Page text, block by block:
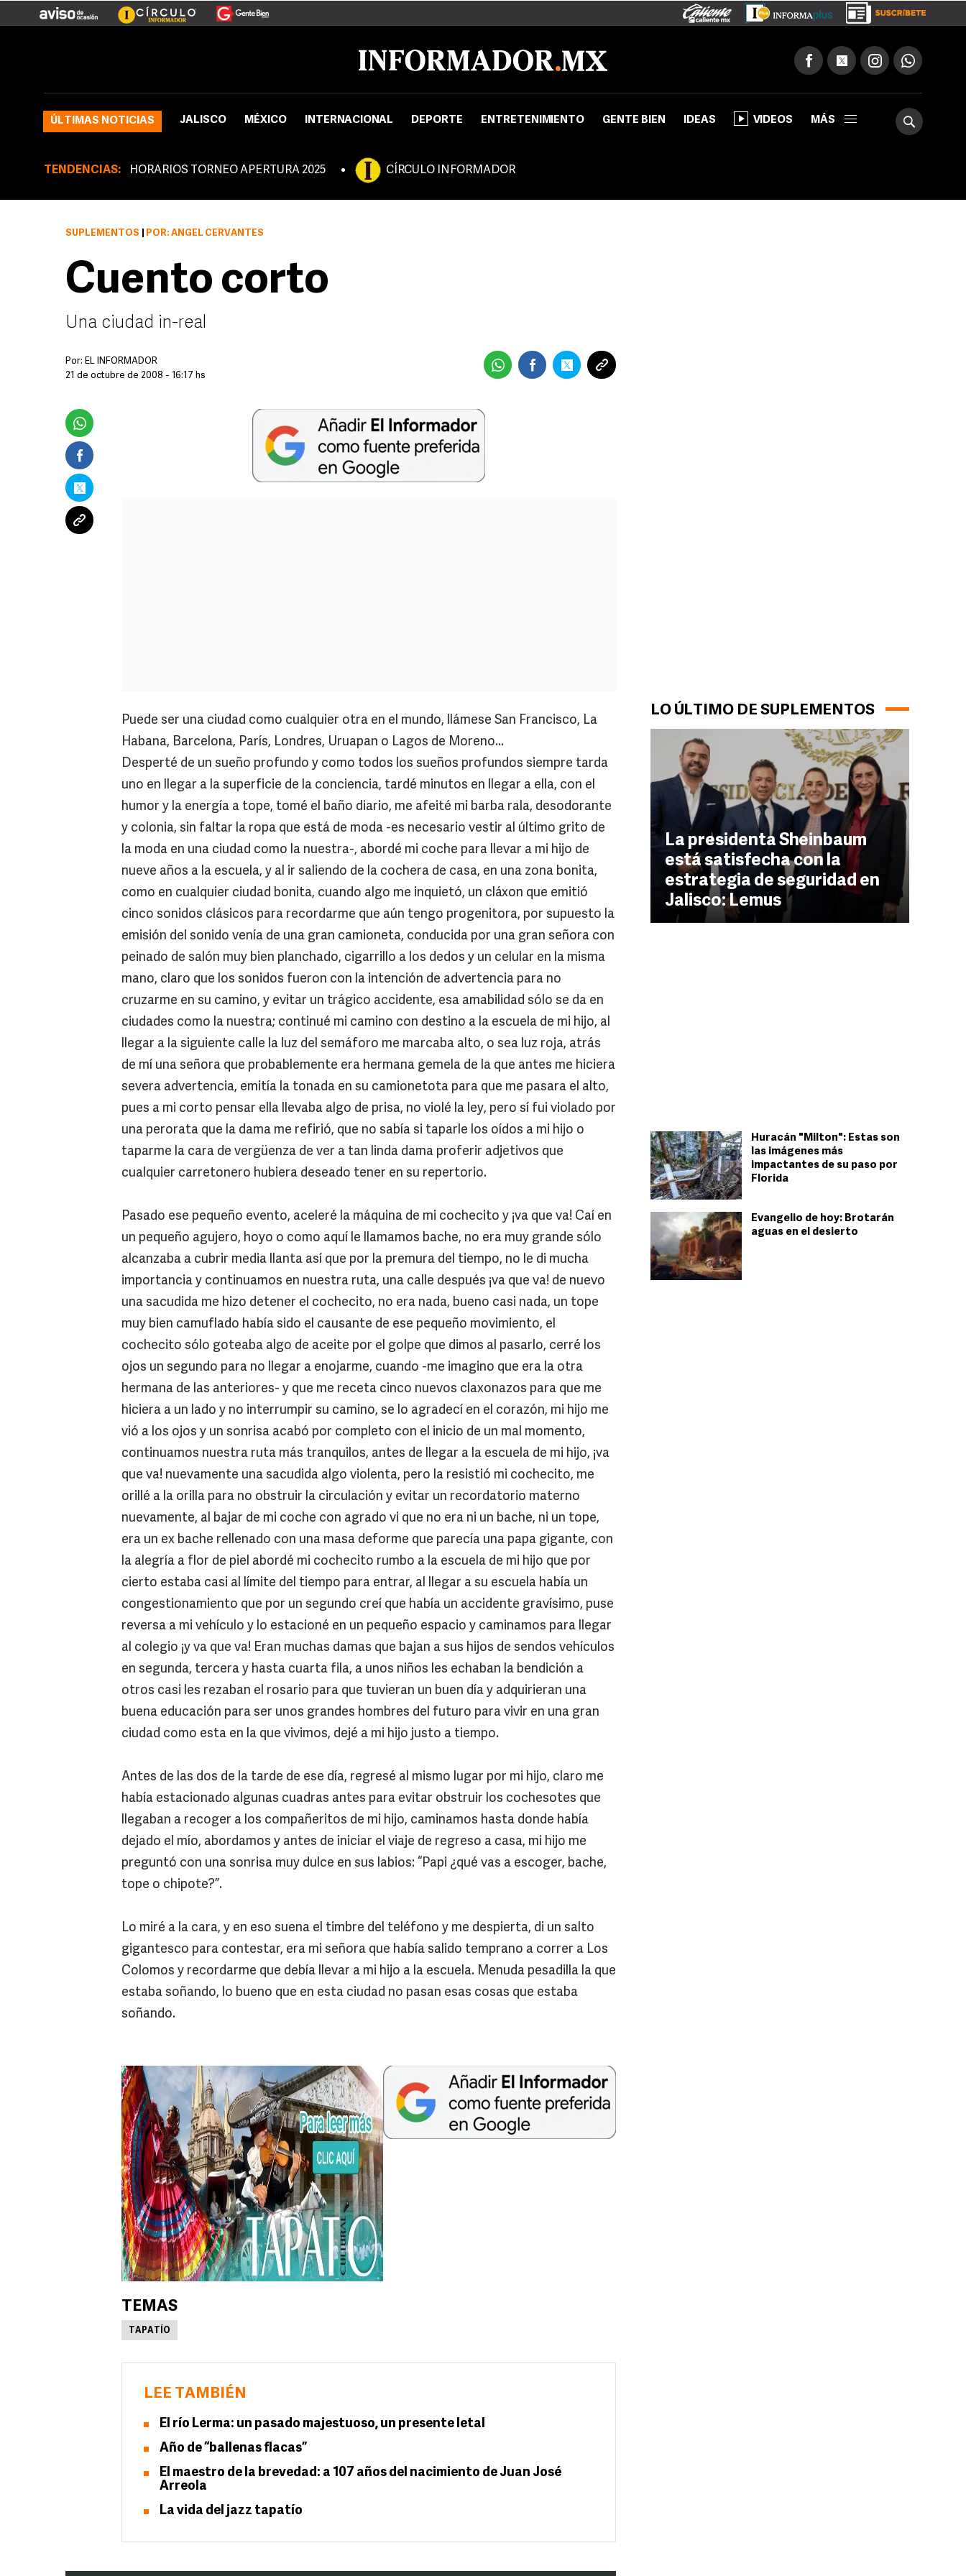
ÚLTIMAS NOTICIAS JALISCO MÉXICO INTERNACIONAL DEPORTE ENTRETENIMIENTO GENTE BIEN IDEAS VIDEOS MÁS
TENDENCIAS: HORARIOS TORNEO APERTURA 2025 CÍRCULO INFORMADOR
LO ÚLTIMO DE SUPLEMENTOS
La presidenta Sheinbaum
está satisfecha con la
estrategia de seguridad en
Jalisco: Lemus
Huracán "Milton": Estas son
las imágenes más
impactantes de su paso por
Florida
Evangelio de hoy: Brotarán
aguas en el desierto
SUPLEMENTOS POR: ÁNGEL CERVANTES
Cuento corto
Una ciudad in-real
Por: EL INFORMADOR
21 de octubre de 2008 - 16:17 hs
Puede ser una ciudad como cualquier otra en el mundo, llámese San Francisco, La
Habana, Barcelona, París, Londres, Uruapan o Lagos de Moreno...
Desperté de un sueño profundo y como todos los sueños profundos siempre tarda
uno en llegar a la superficie de la conciencia, tardé minutos en llegar a ella, con el
humor y la energía a tope, tomé el baño diario, me afeité mi barba rala, desodorante
y colonia, sin faltar la ropa que está de moda -es necesario vestir al último grito de
la moda en una ciudad como la nuestra-, abordé mi coche para llevar a mi hijo de
nueve años a la escuela, y al ir saliendo de la cochera de casa, en una zona bonita,
como en cualquier ciudad bonita, cuando algo me inquietó, un cláxon que emitió
cinco sonidos clásicos para recordarme que aún tengo progenitora, por supuesto la
emisión del sonido venía de una gran camioneta, conducida por una gran señora con
peinado de salón muy bien planchado, cigarrillo a los dedos y un celular en la misma
mano, claro que los sonidos fueron con la intención de advertencia para no
cruzarme en su camino, y evitar un trágico accidente, esa amabilidad sólo se da en
ciudades como la nuestra; continué mi camino con destino a la escuela de mi hijo, al
llegar a la siguiente calle la luz del semáforo me marcaba alto, o sea luz roja, atrás
de mí una señora que probablemente era hermana gemela de la que antes me hiciera
severa advertencia, emitía la tonada en su camionetota para que me pasara el alto,
pues a mi corto pensar ella llevaba algo de prisa, no violé la ley, pero sí fui violado por
una perorata que la dama me refirió, que no sabía si taparle los oídos a mi hijo o
taparme la cara de vergüenza de ver a tan linda dama proferir adjetivos que
cualquier carretonero hubiera deseado tener en su repertorio.
Pasado ese pequeño evento, aceleré la máquina de mi cochecito y ¡va que va! Caí en
un pequeño agujero, hoyo o como aquí le llamamos bache, no era muy grande sólo
alcanzaba a cubrir media llanta así que por la premura del tiempo, no le di mucha
importancia y continuamos en nuestra ruta, una calle después ¡va que va! de nuevo
una sacudida me hizo detener el cochecito, no era nada, bueno casi nada, un tope
muy bien camuflado había sido el causante de ese pequeño movimiento, el
cochecito sólo goteaba algo de aceite por el golpe que dimos al pasarlo, cerré los
ojos un segundo para no llegar a enojarme, cuando -me imagino que era la otra
hermana de las anteriores- y que me receta cinco nuevos claxonazos para que me
hiciera a un lado y no interrumpir su camino, se lo agradecí en el corazón, mi hijo me
vió a los ojos y un sonrisa acabó por completo con el inicio de un mal momento,
continuamos nuestra ruta más tranquilos, antes de llegar a la escuela de mi hijo, ¡va
que va! nuevamente una sacudida algo violenta, pero la resistió mi cochecito, me
orillé a la orilla para no obstruir la circulación y evitar un recordatorio materno
nuevamente, al bajar de mi coche con agrado vi que no era ni un bache, ni un tope,
era un ex bache rellenado con una masa deforme que parecía una papa gigante, con
la alegría a flor de piel abordé mi cochecito rumbo a la escuela de mi hijo que por
cierto estaba casi al límite del tiempo para entrar, al llegar a su escuela había un
congestionamiento que por un segundo creí que había un accidente gravísimo, puse
reversa a mi vehículo y lo estacioné en un pequeño espacio y caminamos para llegar
al colegio ¡y va que va! Eran muchas damas que bajan a sus hijos de sendos vehículos
en segunda, tercera y hasta cuarta fila, a unos niños les echaban la bendición a
otros casi les rezaban el rosario para que tuvieran un buen día y adquirieran una
buena educación para ser unos grandes hombres del futuro para vivir en una gran
ciudad como esta en la que vivimos, dejé a mi hijo justo a tiempo.
Antes de las dos de la tarde de ese día, regresé al mismo lugar por mi hijo, claro me
había estacionado algunas cuadras antes para evitar obstruir los cochesotes que
llegaban a recoger a los compañeritos de mi hijo, caminamos hasta donde había
dejado el mío, abordamos y antes de iniciar el viaje de regreso a casa, mi hijo me
preguntó con una sonrisa muy dulce en sus labios: “Papi ¿qué vas a escoger, bache,
tope o chipote?”.
Lo miré a la cara, y en eso suena el timbre del teléfono y me despierta, di un salto
gigantesco para contestar, era mi señora que había salido temprano a correr a Los
Colomos y recordarme que debía llevar a mi hijo a la escuela. Menuda pesadilla la que
estaba soñando, lo bueno que en esta ciudad no pasan esas cosas que estaba
soñando.
TEMAS
TAPATÍO
LEE TAMBIÉN
El río Lerma: un pasado majestuoso, un presente letal
Año de “ballenas flacas”
El maestro de la brevedad: a 107 años del nacimiento de Juan José
Arreola
La vida del jazz tapatío